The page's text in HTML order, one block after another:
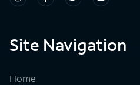
Site Navigation
Home